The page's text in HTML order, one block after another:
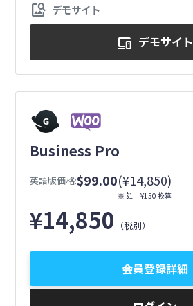
image_search デモサイト
devices デモサイト
Business Pro
英語版価格:$99.00(¥14,850)
※ $1 = ¥150 換算
¥14,850 （税別）
会員登録詳細